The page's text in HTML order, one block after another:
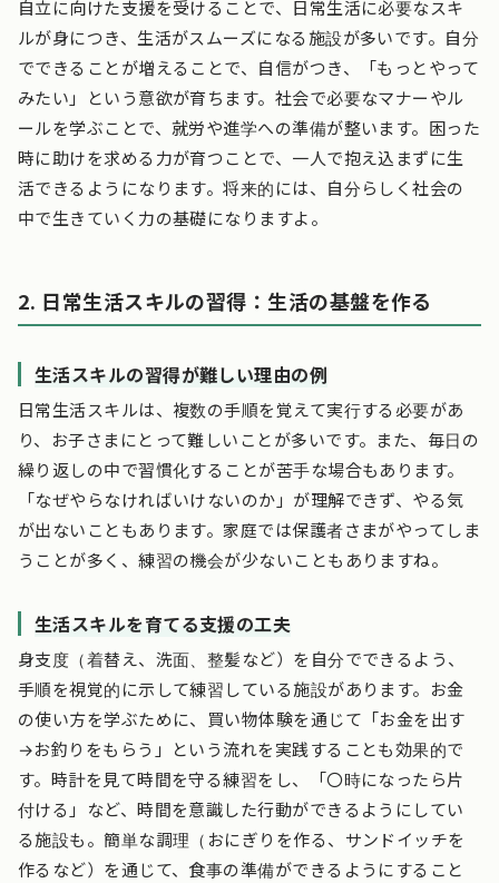
自立に向けた支援を受けることで、日常生活に必要なスキ
ルが身につき、生活がスムーズになる施設が多いです。自分
でできることが増えることで、自信がつき、「もっとやって
みたい」という意欲が育ちます。社会で必要なマナーやル
ールを学ぶことで、就労や進学への準備が整います。困った
時に助けを求める力が育つことで、一人で抱え込まずに生
活できるようになります。将来的には、自分らしく社会の
中で生きていく力の基礎になりますよ。
2. 日常生活スキルの習得：生活の基盤を作る
生活スキルの習得が難しい理由の例
日常生活スキルは、複数の手順を覚えて実行する必要があ
り、お子さまにとって難しいことが多いです。また、毎日の
繰り返しの中で習慣化することが苦手な場合もあります。
「なぜやらなければいけないのか」が理解できず、やる気
が出ないこともあります。家庭では保護者さまがやってしま
うことが多く、練習の機会が少ないこともありますね。
生活スキルを育てる支援の工夫
身支度（着替え、洗面、整髪など）を自分でできるよう、
手順を視覚的に示して練習している施設があります。お金
の使い方を学ぶために、買い物体験を通じて「お金を出す
→お釣りをもらう」という流れを実践することも効果的で
す。時計を見て時間を守る練習をし、「〇時になったら片
付ける」など、時間を意識した行動ができるようにしてい
る施設も。簡単な調理（おにぎりを作る、サンドイッチを
作るなど）を通じて、食事の準備ができるようにすること